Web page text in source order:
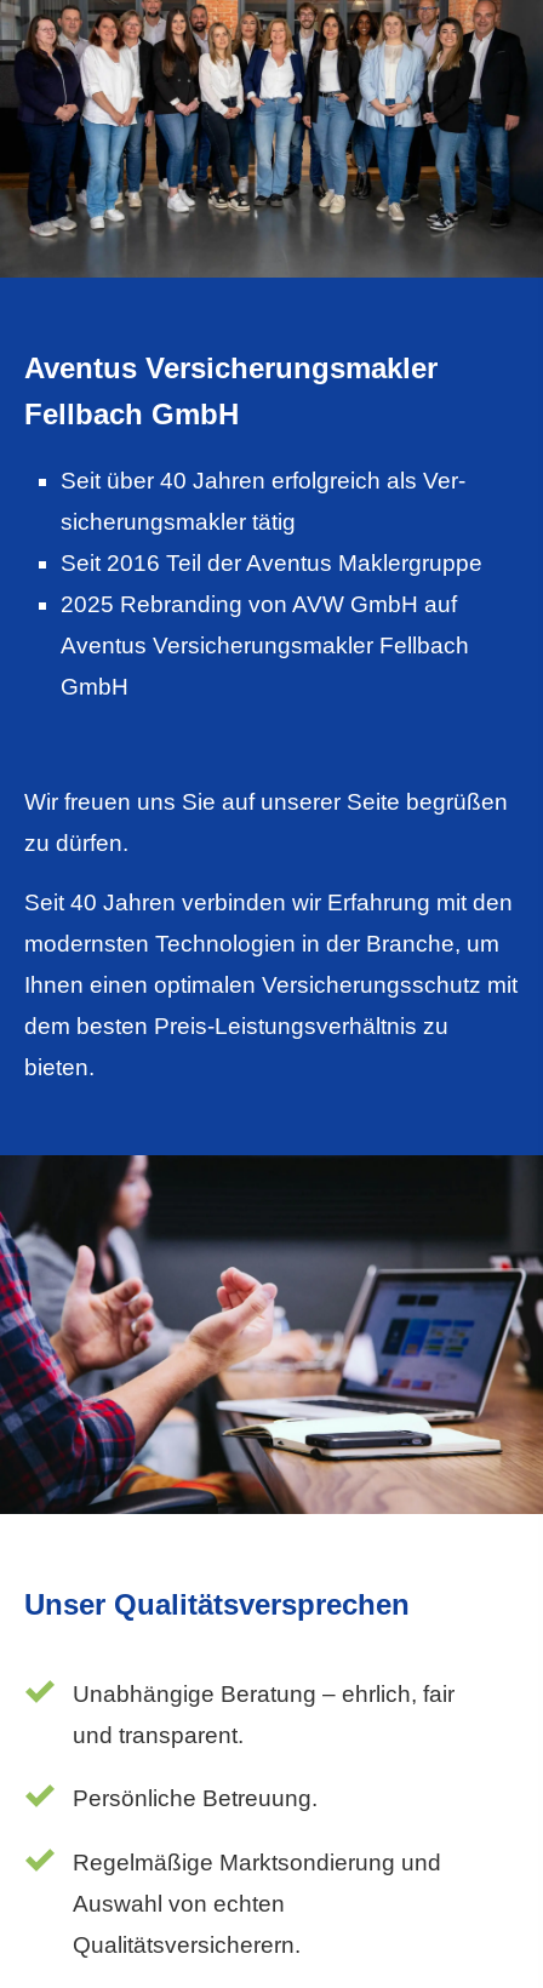
Aventus Ver­sicherungs­makler
Fellbach GmbH
Seit über 40 Jahren erfolgreich als Ver­
sicherungs­makler tätig
Seit 2016 Teil der Aventus Maklergruppe
2025 Rebranding von AVW GmbH auf
Aventus Ver­sicherungs­makler Fellbach
GmbH
Wir freuen uns Sie auf unserer Seite begrüßen
zu dürfen.
Seit 40 Jahren verbinden wir Erfahrung mit den
modernsten Technologien in der Branche, um
Ihnen einen optimalen Versicherungsschutz mit
dem besten Preis-Leistungsverhältnis zu
bieten.
Unser Qualitätsversprechen
Unabhängige Beratung – ehrlich, fair
und transparent.
Persönliche Betreuung.
Regelmäßige Marktsondierung und
Auswahl von echten
Qualitätsversicherern.